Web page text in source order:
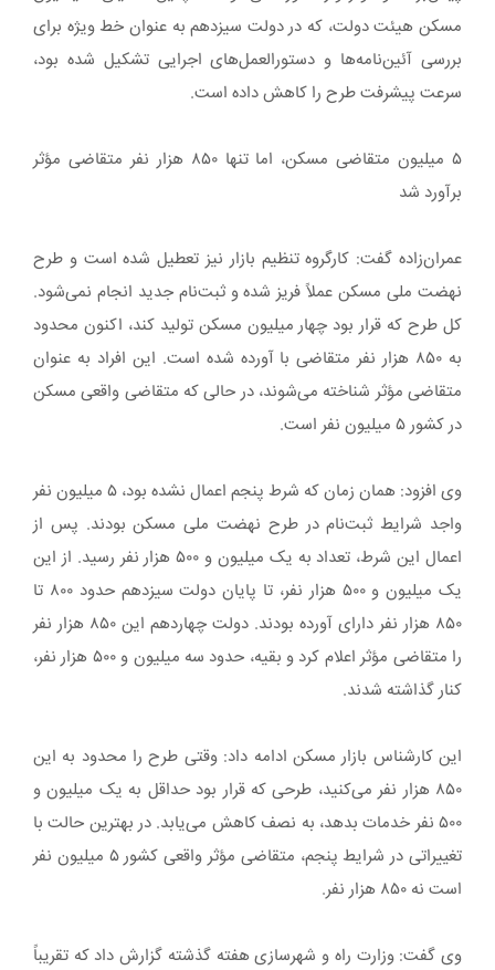
مسکن هیئت دولت، که در دولت سیزدهم به عنوان خط ویژه برای
بررسی آئین‌نامه‌ها و دستورالعمل‌های اجرایی تشکیل شده بود،
سرعت پیشرفت طرح را کاهش داده است.
۵ میلیون متقاضی مسکن، اما تنها ۸۵۰ هزار نفر متقاضی مؤثر
برآورد شد
عمران‌زاده گفت: کارگروه تنظیم بازار نیز تعطیل شده است و طرح
نهضت ملی مسکن عملاً فریز شده و ثبت‌نام جدید انجام نمی‌شود.
کل طرح که قرار بود چهار میلیون مسکن تولید کند، اکنون محدود
به ۸۵۰ هزار نفر متقاضی با آورده شده است. این افراد به عنوان
متقاضی مؤثر شناخته می‌شوند، در حالی که متقاضی واقعی مسکن
در کشور ۵ میلیون نفر است.
وی افزود: همان زمان که شرط پنجم اعمال نشده بود، ۵ میلیون نفر
واجد شرایط ثبت‌نام در طرح نهضت ملی مسکن بودند. پس از
اعمال این شرط، تعداد به یک میلیون و ۵۰۰ هزار نفر رسید. از این
یک میلیون و ۵۰۰ هزار نفر، تا پایان دولت سیزدهم حدود ۸۰۰ تا
۸۵۰ هزار نفر دارای آورده بودند. دولت چهاردهم این ۸۵۰ هزار نفر
را متقاضی مؤثر اعلام کرد و بقیه، حدود سه میلیون و ۵۰۰ هزار نفر،
کنار گذاشته شدند.
این کارشناس بازار مسکن ادامه داد: وقتی طرح را محدود به این
۸۵۰ هزار نفر می‌کنید، طرحی که قرار بود حداقل به یک میلیون و
۵۰۰ نفر خدمات بدهد، به نصف کاهش می‌یابد. در بهترین حالت با
تغییراتی در شرایط پنجم، متقاضی مؤثر واقعی کشور ۵ میلیون نفر
است نه ۸۵۰ هزار نفر.
وی گفت: وزارت راه و شهرسازی هفته گذشته گزارش داد که تقریباً